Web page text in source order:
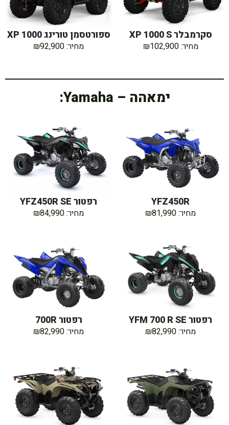
סקרמבלר XP 1000 S
מחיר: ₪102,900
ספורטסמן טורינג XP 1000
מחיר: ₪92,900
ימאהה – Yamaha:
YFZ450R
מחיר: ₪81,990
רפטור YFZ450R SE
מחיר: ₪84,990
רפטור YFM 700 R SE
מחיר: ₪82,990
רפטור 700R
מחיר: ₪82,990